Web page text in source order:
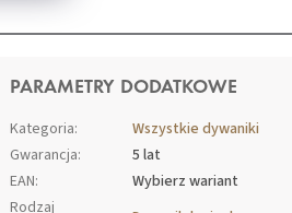
PARAMETRY DODATKOWE
Kategoria:
Wszystkie dywaniki
Gwarancja:
5 lat
EAN:
Wybierz wariant
Rodzaj